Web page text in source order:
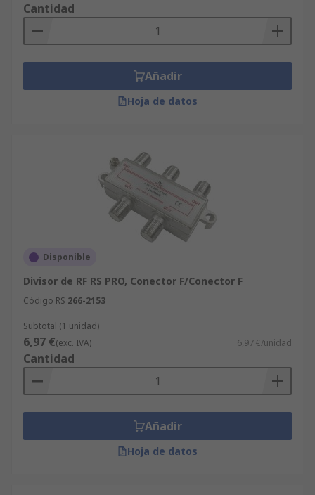
Cantidad
Añadir
Hoja de datos
Disponible
Divisor de RF RS PRO, Conector F/Conector F
Código RS 266-2153
Subtotal (1 unidad)
6,97 €(exc. IVA) 6,97 €/unidad
Cantidad
Añadir
Hoja de datos